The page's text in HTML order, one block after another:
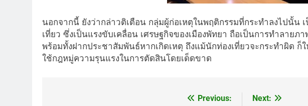
นอกจากนี้ ยังว่ากล่าวติเตือน กลุ่มผู้ก่อเหตุในพฤติกรรมที่กระทำลงไปนั้น
เที่ยว ซึ่งเป็นแรงขับเคลื่อน เศรษฐกิจของเมืองพัทยา ถือเป็นการทำลายภ
พร้อมทั้งฝากประชาสัมพันธ์หากเกิดเหตุ ถึงแม้นักท่องเที่ยวจะกระทำผิด ก็
ใช้กฎหมู่ความรุนแรงในการตัดสินโดยเด็ดขาด
Previous:
Next: